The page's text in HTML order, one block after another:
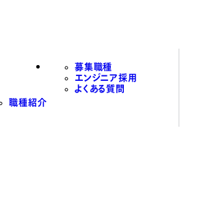
職種紹介
募集職種
エンジニア採用
よくある質問